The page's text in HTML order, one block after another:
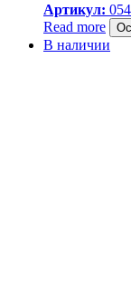
Артикул:
Read more
В наличии